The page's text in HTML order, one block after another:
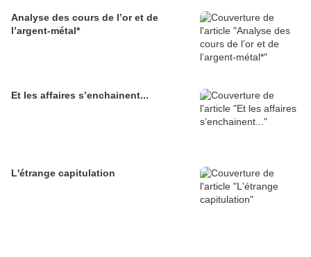
Analyse des cours de l’or et de
l’argent-métal*
Et les affaires s’enchainent...
L'étrange capitulation